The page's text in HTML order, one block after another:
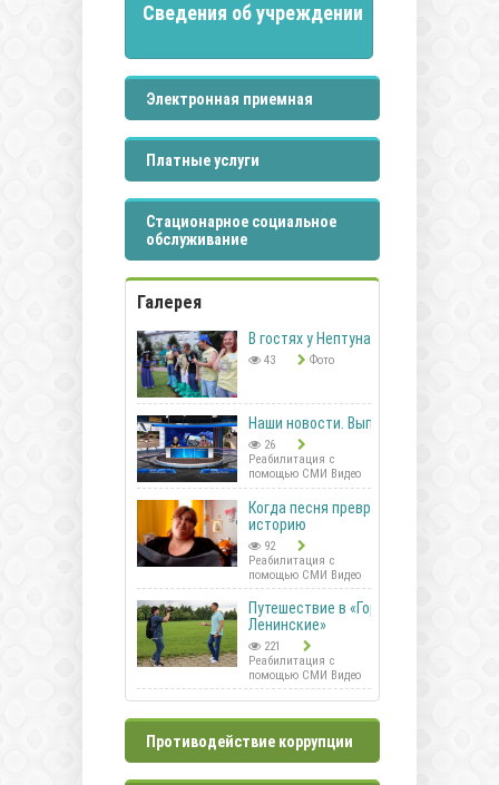
Сведения об учреждении
Электронная приемная
Платные услуги
Стационарное социальное
обслуживание
Галерея
В гостях у Нептуна
43 Фото
Наши новости. Выпуск 41
26
Реабилитация с
помощью СМИ Видео
Когда песня превращается в
историю
92
Реабилитация с
помощью СМИ Видео
Путешествие в «Горки
Ленинские»
221
Реабилитация с
помощью СМИ Видео
Противодействие коррупции